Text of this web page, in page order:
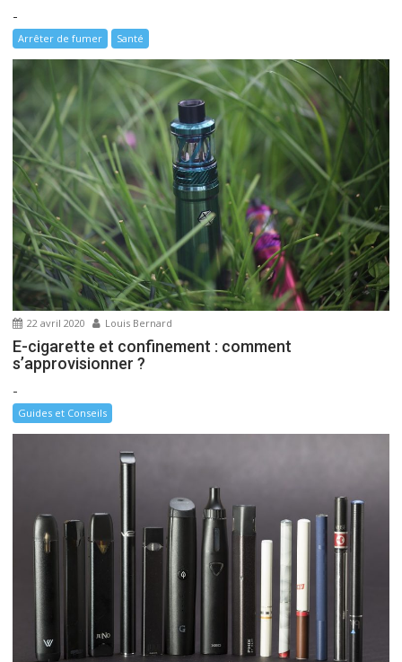
e
-
Arrêter de fumer Santé
22 avril 2020 Louis Bernard
E-cigarette et confinement : comment
s’approvisionner ?
-
Guides et Conseils